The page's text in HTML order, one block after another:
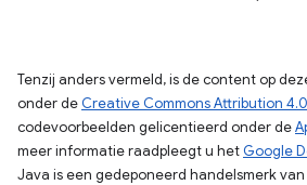
Tenzij anders vermeld, is de content op
onder de Creative Commons Attribution
codevoorbeelden gelicentieerd onder de
meer informatie raadpleegt u het Google
Java is een gedeponeerd handelsmerk